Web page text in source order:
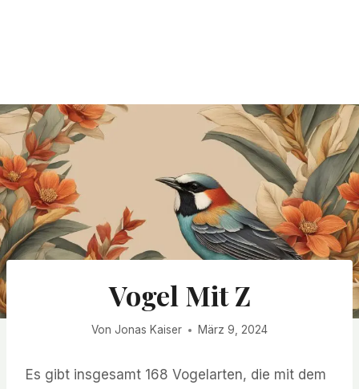
Vogel Mit Z
Von Jonas Kaiser März 9, 2024
Es gibt insgesamt 168 Vogelarten, die mit dem